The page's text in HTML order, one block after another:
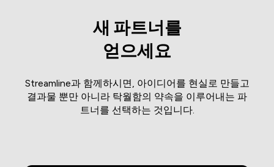
새 파트너를
얻으세요
Streamline과 함께하시면, 아이디어를 현실로 만들고
결과물 뿐만 아니라 탁월함의 약속을 이루어내는 파
트너를 선택하는 것입니다.